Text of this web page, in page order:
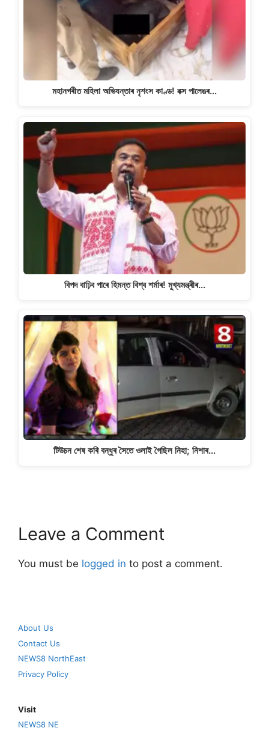
মহানগৰীত মহিলা অভিযন্তাৰ নৃশংস কাণ্ড! বক্স পালেঙৰ…
বিপদ বাঢ়িব পাৰে হিমন্ত বিশ্ব শৰ্মাৰ! মুখ্যমন্ত্ৰীৰ…
টিউচন শেষ কৰি বন্ধুৰ সৈতে ওলাই গৈছিল নিহা; নিশাৰ…
Leave a Comment
You must be logged in to post a comment.
About Us
Contact Us
NEWS8 NorthEast
Privacy Policy
Visit
NEWS8 NE